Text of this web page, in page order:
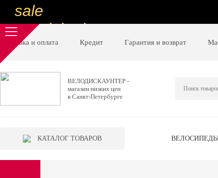
sale
special price
sale
низкие цены
вот дешево
special price
Доставка и оплата Кредит Гарантия и возврат
ВЕЛОДИСКАУНТЕР -
магазин низких цен
в Санкт-Петербурге
КАТАЛОГ ТОВАРОВ